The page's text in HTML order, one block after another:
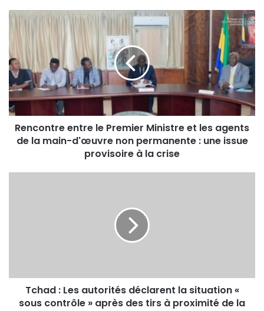
Rencontre entre le Premier Ministre et les agents
de la main-d'œuvre non permanente : une issue
provisoire à la crise
Tchad : Les autorités déclarent la situation «
sous contrôle » après des tirs à proximité de la